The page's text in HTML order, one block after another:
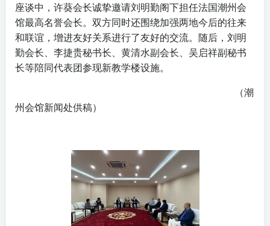
座谈中，许葵会长诚挚邀请刘明勤阁下担任法国潮州会
馆最高名誉会长。双方同时还围绕加强两地今后的往来
和联谊，增进友好关系进行了友好的交流。随后，刘明
勤会长、李捷贵秘书长、黄清水副会长、吴启祥副秘书
长等陪同代表团参现新教学楼设施。
（潮
州会馆新闻处供稿）